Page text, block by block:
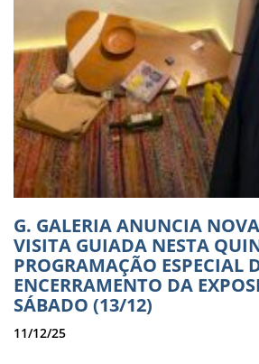
G. GALERIA ANUNCIA
VISITA GUIADA NESTA
PROGRAMAÇÃO ESPECIAL
ENCERRAMENTO DA
SÁBADO (13/12)
11/12/25